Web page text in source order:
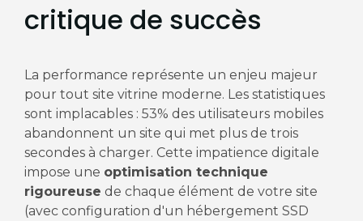
critique de succès
La performance représente un enjeu majeur
pour tout site vitrine moderne. Les statistiques
sont implacables : 53% des utilisateurs mobiles
abandonnent un site qui met plus de trois
secondes à charger. Cette impatience digitale
impose une optimisation technique
rigoureuse de chaque élément de votre site
(avec configuration d'un hébergement SSD